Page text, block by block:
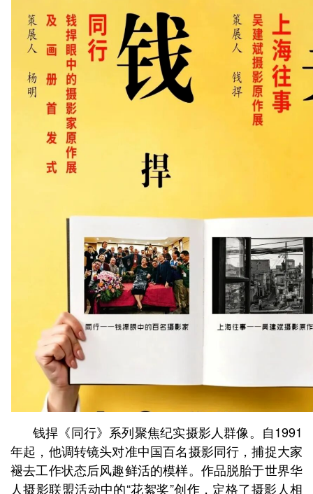
钱捍《同行》系列聚焦纪实摄影人群像。自1991
年起，他调转镜头对准中国百名摄影同行，捕捉大家
褪去工作状态后风趣鲜活的模样。作品脱胎于世界华
人摄影联盟活动中的“花絮奖”创作，定格了摄影人相